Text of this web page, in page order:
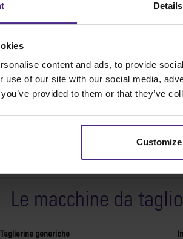
Details
content and ads, to provide
use of our site with our social media,
provided to them or that they’ve
Customize
Share:
Le macchine da
Taglierine generiche